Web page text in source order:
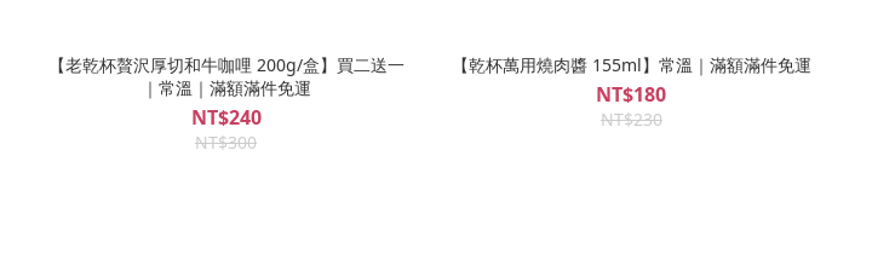
【老乾杯贅沢厚切和牛咖哩 200g/盒】買二送一
｜常溫｜滿額滿件免運
NT$240
NT$300
【乾杯萬用燒肉醬 155ml】常溫｜滿額滿件免運
NT$180
NT$230